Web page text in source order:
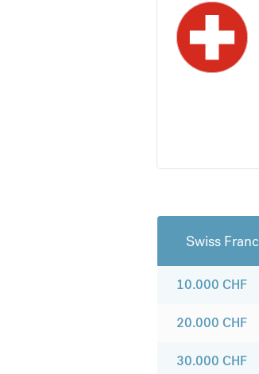
Swiss Franc
10.000 CHF
20.000 CHF
30.000 CHF